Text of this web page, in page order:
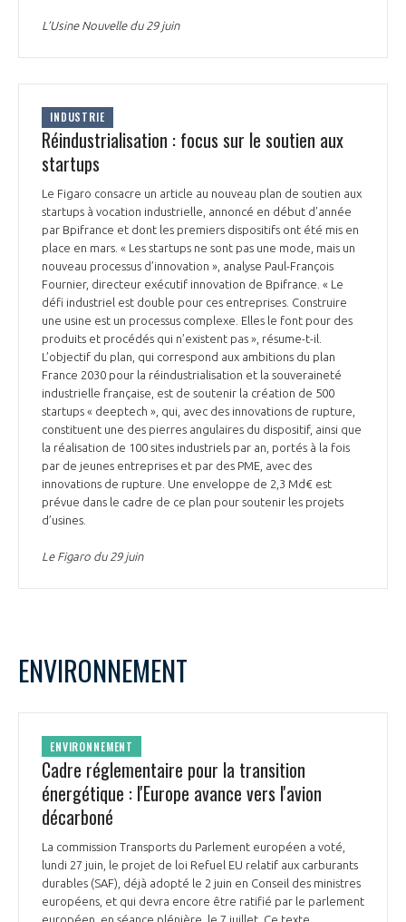
L’Usine Nouvelle du 29 juin
INDUSTRIE
Réindustrialisation : focus sur le soutien aux
startups
Le Figaro consacre un article au nouveau plan de soutien aux
startups à vocation industrielle, annoncé en début d’année
par Bpifrance et dont les premiers dispositifs ont été mis en
place en mars. « Les startups ne sont pas une mode, mais un
nouveau processus d’innovation », analyse Paul-François
Fournier, directeur exécutif innovation de Bpifrance. « Le
défi industriel est double pour ces entreprises. Construire
une usine est un processus complexe. Elles le font pour des
produits et procédés qui n’existent pas », résume-t-il.
L’objectif du plan, qui correspond aux ambitions du plan
France 2030 pour la réindustrialisation et la souveraineté
industrielle française, est de soutenir la création de 500
startups « deeptech », qui, avec des innovations de rupture,
constituent une des pierres angulaires du dispositif, ainsi que
la réalisation de 100 sites industriels par an, portés à la fois
par de jeunes entreprises et par des PME, avec des
innovations de rupture. Une enveloppe de 2,3 Md€ est
prévue dans le cadre de ce plan pour soutenir les projets
d’usines.
Le Figaro du 29 juin
ENVIRONNEMENT
ENVIRONNEMENT
Cadre réglementaire pour la transition
énergétique : l'Europe avance vers l'avion
décarboné
La commission Transports du Parlement européen a voté,
lundi 27 juin, le projet de loi Refuel EU relatif aux carburants
durables (SAF), déjà adopté le 2 juin en Conseil des ministres
européens, et qui devra encore être ratifié par le parlement
européen, en séance plénière, le 7 juillet. Ce texte